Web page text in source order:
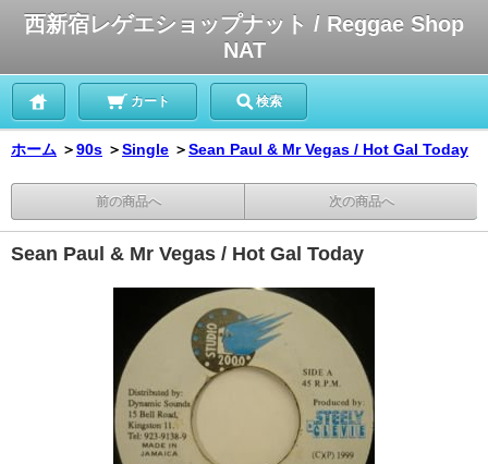
西新宿レゲエショップナット / Reggae Shop
NAT
カート 検索
ホーム ＞90s ＞Single ＞Sean Paul & Mr Vegas / Hot Gal Today
前の商品へ 次の商品へ
Sean Paul & Mr Vegas / Hot Gal Today